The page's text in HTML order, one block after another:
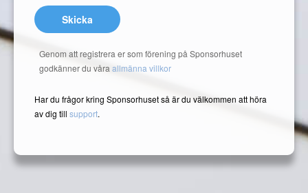
Skicka
Genom att registrera er som förening på Sponsorhuset
godkänner du våra allmänna villkor
Har du frågor kring Sponsorhuset så är du välkommen att höra
av dig till support.